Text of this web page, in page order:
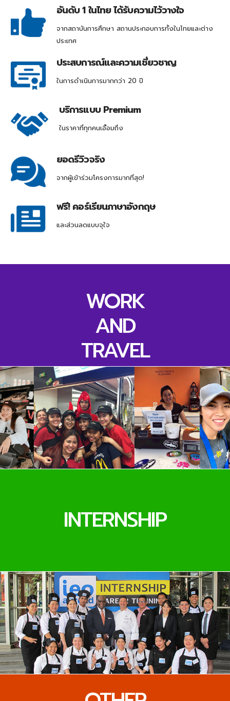
อันดับ 1 ในไทย ได้รับความไว้วางใจ
จากสถาบันการศึกษา สถานประกอบการทั้งในไทยและต่าง
ประเทศ
ประสบการณ์และความเชี่ยวชาญ
ในการดำเนินการมากกว่า 20 ปี
บริการแบบ Premium
ในราคาที่ทุกคนเอื้อมถึง
ยอดรีวิวจริง
จากผู้เข้าร่วมโครงการมากที่สุด!
ฟรี! คอร์เรียนภาษาอังกฤษ
และส่วนลดแบบจุใจ
WORK
AND
TRAVEL
INTERNSHIP